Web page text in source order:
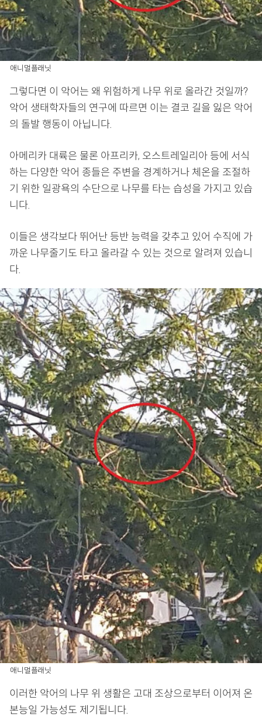
애니멀플래닛
그렇다면 이 악어는 왜 위험하게 나무 위로 올라간 것일까?
악어 생태학자들의 연구에 따르면 이는 결코 길을 잃은 악어
의 돌발 행동이 아닙니다.
아메리카 대륙은 물론 아프리카, 오스트레일리아 등에 서식
하는 다양한 악어 종들은 주변을 경계하거나 체온을 조절하
기 위한 일광욕의 수단으로 나무를 타는 습성을 가지고 있습
니다.
이들은 생각보다 뛰어난 등반 능력을 갖추고 있어 수직에 가
까운 나무줄기도 타고 올라갈 수 있는 것으로 알려져 있습니
다.
애니멀플래닛
이러한 악어의 나무 위 생활은 고대 조상으로부터 이어져 온
본능일 가능성도 제기됩니다.